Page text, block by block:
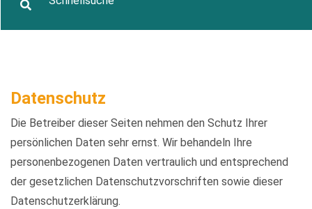
Datenschutz
Die Betreiber dieser Seiten nehmen den Schutz Ihrer
persönlichen Daten sehr ernst. Wir behandeln Ihre
personenbezogenen Daten vertraulich und entsprechend
der gesetzlichen Datenschutzvorschriften sowie dieser
Datenschutzerklärung.